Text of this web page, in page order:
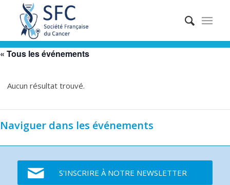
« Tous les événements
Aucun résultat trouvé.
Naviguer dans les événements
S'INSCRIRE À NOTRE NEWSLETTER